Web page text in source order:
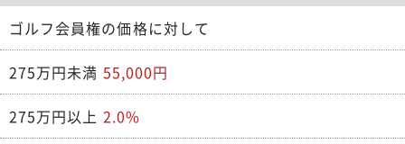
ゴルフ会員権の価格に対して
275万円未満 55,000円
275万円以上 2.0%